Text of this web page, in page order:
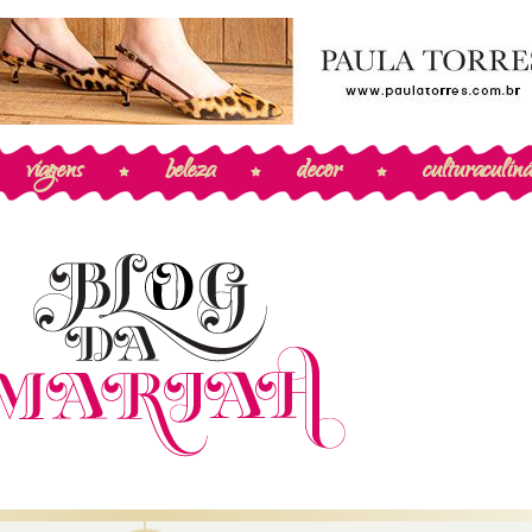
viagens beleza decor cultura